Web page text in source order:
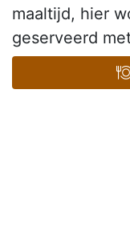
maaltijd, hier
geserveerd